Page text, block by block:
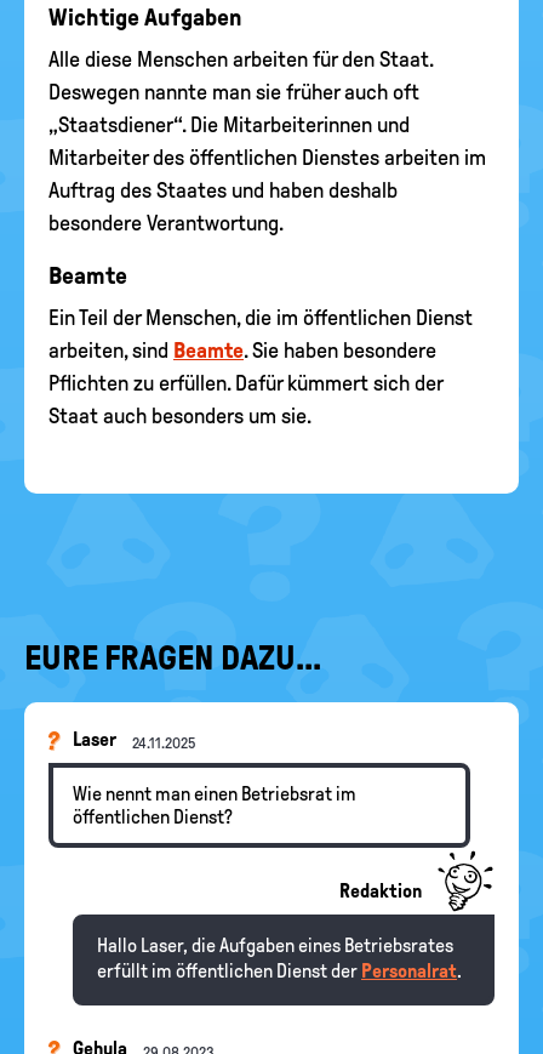
Wichtige Aufgaben
Alle diese Menschen arbeiten für den Staat.
Deswegen nannte man sie früher auch oft
„Staatsdiener“. Die Mitarbeiterinnen und
Mitarbeiter des öffentlichen Dienstes arbeiten im
Auftrag des Staates und haben deshalb
besondere Verantwortung.
Beamte
Ein Teil der Menschen, die im öffentlichen Dienst
arbeiten, sind Beamte. Sie haben besondere
Pflichten zu erfüllen. Dafür kümmert sich der
Staat auch besonders um sie.
EURE FRAGEN DAZU...
Laser 24.11.2025
Wie nennt man einen Betriebsrat im
öffentlichen Dienst?
Redaktion
Hallo Laser, die Aufgaben eines Betriebsrates
erfüllt im öffentlichen Dienst der Personalrat.
Gehula